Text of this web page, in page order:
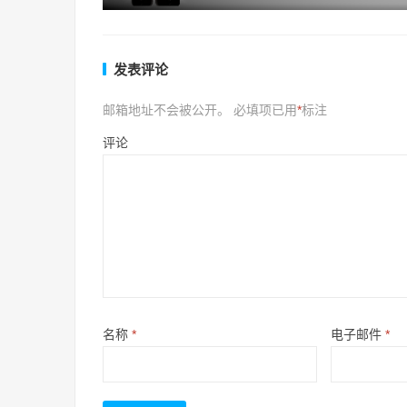
发表评论
邮箱地址不会被公开。 必填项已用*标注
评论
名称 * 电子邮件 *